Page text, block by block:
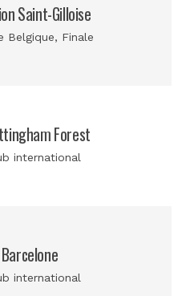
Saint-Gilloise
Belgique, Finale
Forest
international
international